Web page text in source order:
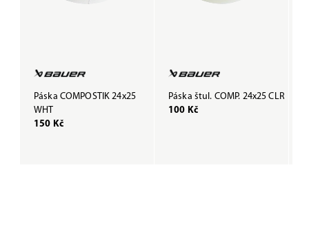
Páska COMPOSTIK 24x25
WHT
150 Kč
Páska štul. COMP. 24x25 CLR
100 Kč